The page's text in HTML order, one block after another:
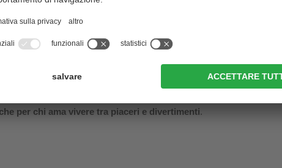
in inverno
: praticando lo sci alpino o lo sci di fondo, andando in
le racchette di neve attorno al Passo Oclini e nel Parco Naturale
– ve ne
cantine e i vigneti cattureranno immediatamente la vostra
vino sapranno senza dubbio apprezzare i pregi degli hotel 3 stelle
per chi ama vivere tra piaceri e divertimenti.